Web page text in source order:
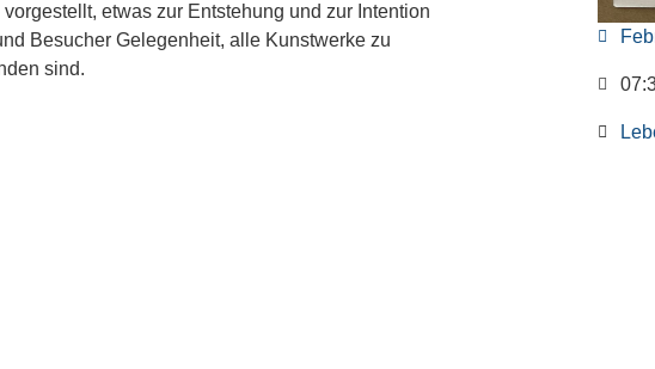
etwas zur Entstehung und zur Intention
Besucher Gelegenheit, alle Kunstwerke zu
sind.